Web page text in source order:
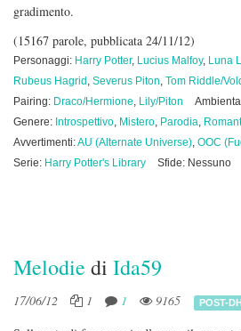
gradimento.
(15167 parole, pubblicata 24/11/12)
Personaggi: Harry Potter, Lucius Malfoy, Luna
Rubeus Hagrid , Severus Piton, Tom Riddle/
Pairing: Draco/Hermione, Lily/Piton
Genere: Introspettivo, Mistero, Parodia,
Avvertimenti:AU (Alternate Universe), OOC
Serie: Harry Potter's Library Sfide: Nessuno
Melodie di Ida59
17/06/12 1 1 9165 POST-